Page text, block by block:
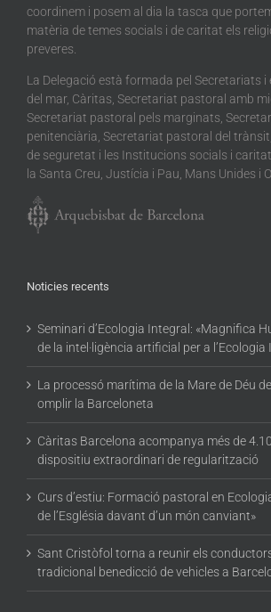
coordinem i posem al dia la tasca que
matèria de temes socials i de caritat els
preveres.
La Delegació està formada pel Secretariats
del mar, Càritas, Secretariat pastoral amb
Secretariat pastoral pels marginats,
penitenciària, Secretariat pastoral del
de seguretat i les Institucions socials i
la Santa Creu, Justícia i Pau, Mans Unides i
Noticies recents
Seminari d’Ecologia Integral: «Magnifica
de la intel·ligència artificial per a l’Ecologia
La processó marítima de la Mare de Déu
omplir la Barceloneta
Càritas Barcelona acompanya més de
dispositiu extraordinari de regularització
Curs d’estiu: Formació pastoral en
de l’Església davant d’un món canviant»
Sant Cristòfol torna a reunir els
tradicional benedicció de vehicles a